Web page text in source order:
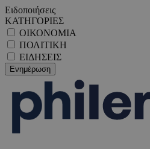
Ειδοποιήσεις
ΚΑΤΗΓΟΡΙΕΣ
ΟΙΚΟΝΟΜΙΑ
ΠΟΛΙΤΙΚΗ
ΕΙΔΗΣΕΙΣ